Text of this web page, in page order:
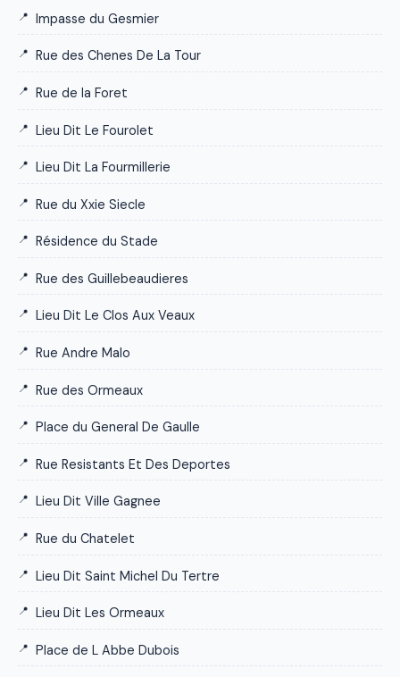
Impasse du Gesmier
Rue des Chenes De La Tour
Rue de la Foret
Lieu Dit Le Fourolet
Lieu Dit La Fourmillerie
Rue du Xxie Siecle
Résidence du Stade
Rue des Guillebeaudieres
Lieu Dit Le Clos Aux Veaux
Rue Andre Malo
Rue des Ormeaux
Place du General De Gaulle
Rue Resistants Et Des Deportes
Lieu Dit Ville Gagnee
Rue du Chatelet
Lieu Dit Saint Michel Du Tertre
Lieu Dit Les Ormeaux
Place de L Abbe Dubois